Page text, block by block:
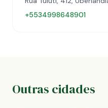
+5534998648901
Outras cidades